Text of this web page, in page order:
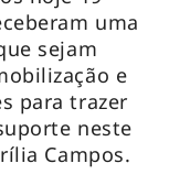
uma
sejam
e
para trazer
neste
Campos.